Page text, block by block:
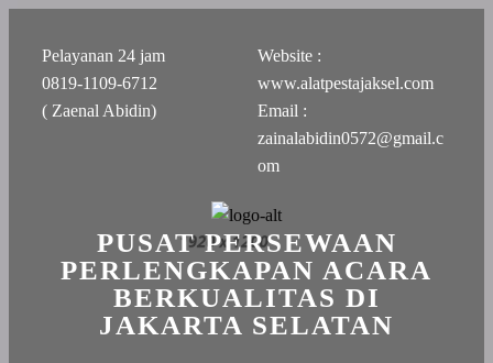
Pelayanan 24 jam
0819-1109-6712
( Zaenal Abidin)
Website :
www.alatpestajaksel.com
Email :
zainalabidin0572@gmail.c
om
PUSAT PERSEWAAN
PERLENGKAPAN ACARA
BERKUALITAS DI
JAKARTA SELATAN